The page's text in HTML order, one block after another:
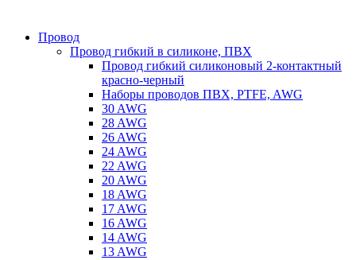
Провод
Провод гибкий в силиконе, ПВХ
Провод гибкий силиконовый 2-контактный
красно-черный
Наборы проводов ПВХ, PTFE, AWG
30 AWG
28 AWG
26 AWG
24 AWG
22 AWG
20 AWG
18 AWG
17 AWG
16 AWG
14 AWG
13 AWG